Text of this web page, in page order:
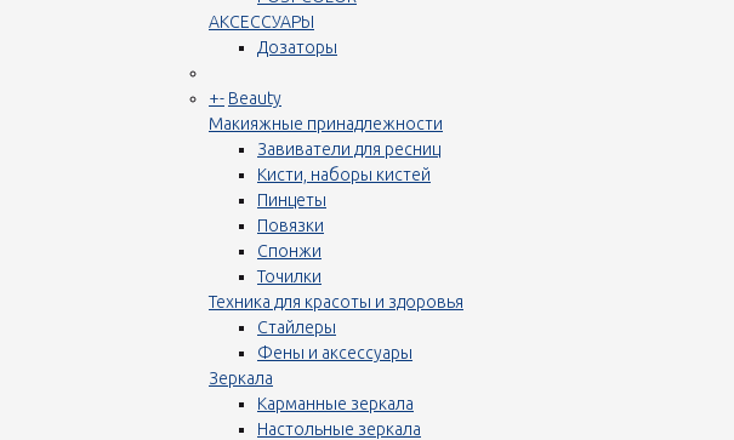
АКСЕССУАРЫ
Дозаторы
+- Beauty
Макияжные принадлежности
Завиватели для ресниц
Кисти, наборы кистей
Пинцеты
Повязки
Спонжи
Точилки
Техника для красоты и здоровья
Стайлеры
Фены и аксессуары
Зеркала
Карманные зеркала
Настольные зеркала